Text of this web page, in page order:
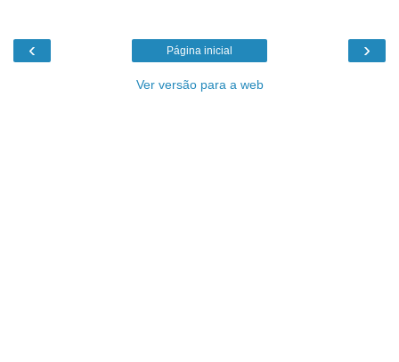
‹ ›
Página inicial
Ver versão para a web